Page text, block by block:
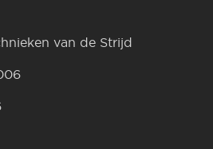
van de Strijd